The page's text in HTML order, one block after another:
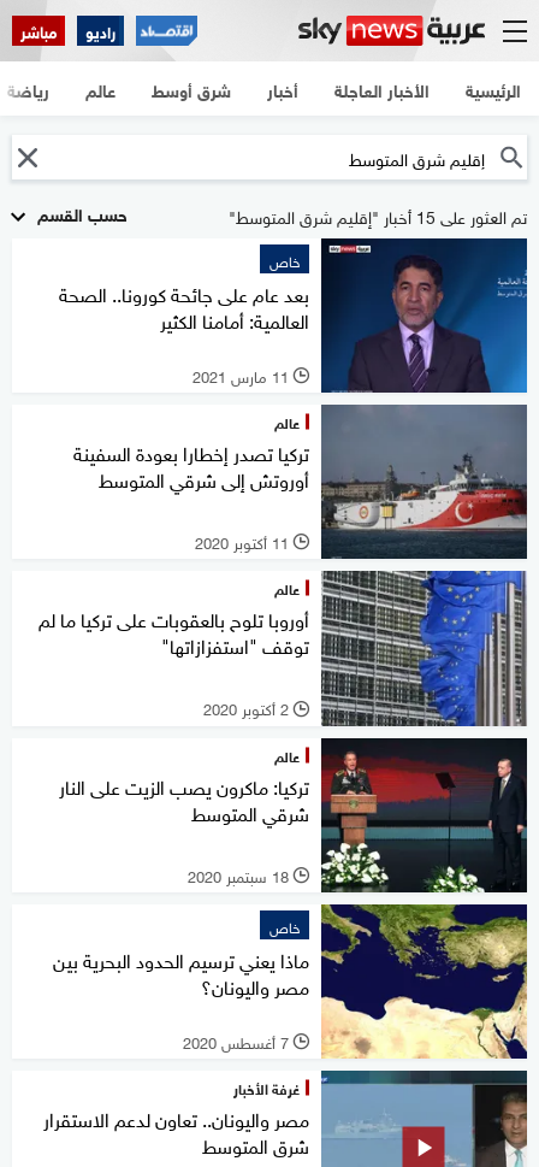
راديو مباشر
الرئيسية الأخبار العاجلة أخبار شرق أوسط عالم رياضة
حسب القسم تم العثور على 15 أخبار "إقليم شرق المتوسط"
خاص
بعد عام على جائحة كورونا.. الصحة
العالمية: أمامنا الكثير
l 11 مارس 2021
عالم
تركيا تصدر إخطارا بعودة السفينة
أوروتش إلى شرقي المتوسط
l 11 أكتوبر 2020
عالم
أوروبا تلوح بالعقوبات على تركيا ما لم
توقف "استفزازاتها"
l 2 أكتوبر 2020
عالم
تركيا: ماكرون يصب الزيت على النار
شرقي المتوسط
l 18 سبتمبر 2020
خاص
ماذا يعني ترسيم الحدود البحرية بين
مصر واليونان؟
l 7 أغسطس 2020
غرفة الأخبار
مصر واليونان.. تعاون لدعم الاستقرار
شرق المتوسط